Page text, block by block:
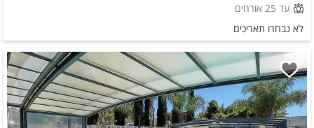
עד 25 אורחים
לא נבחרו תאריכים